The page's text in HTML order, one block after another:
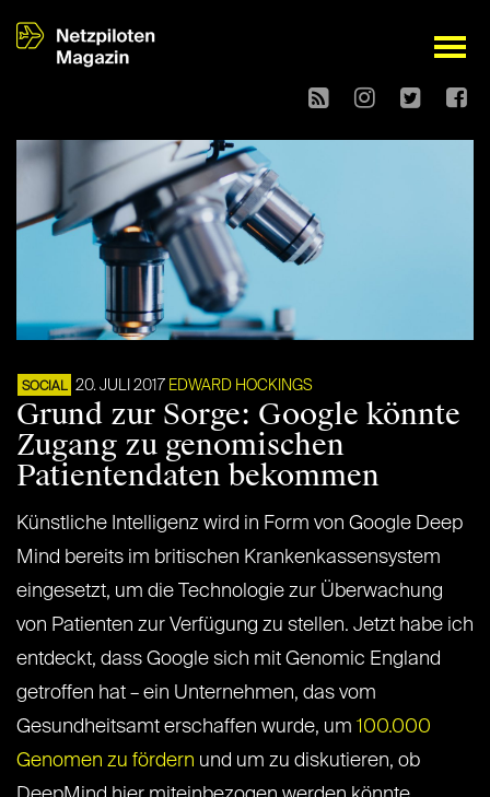
open
SOCIAL 20. JULI 2017 EDWARD HOCKINGS
Grund zur Sorge: Google könnte
Zugang zu genomischen
Patientendaten bekommen
Künstliche Intelligenz wird in Form von Google Deep
Mind bereits im britischen Krankenkassensystem
eingesetzt, um die Technologie zur Überwachung
von Patienten zur Verfügung zu stellen. Jetzt habe ich
entdeckt, dass Google sich mit Genomic England
getroffen hat – ein Unternehmen, das vom
Gesundheitsamt erschaffen wurde, um 100.000
Genomen zu fördern und um zu diskutieren, ob